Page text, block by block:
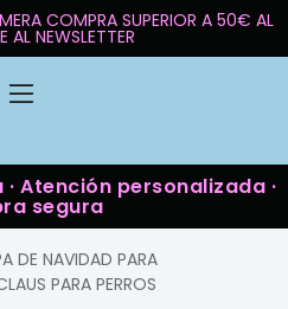
COMPRA SUPERIOR A 50€ AL
AL NEWSLETTER
Atención personalizada ·
segura
DE NAVIDAD PARA
PARA PERROS